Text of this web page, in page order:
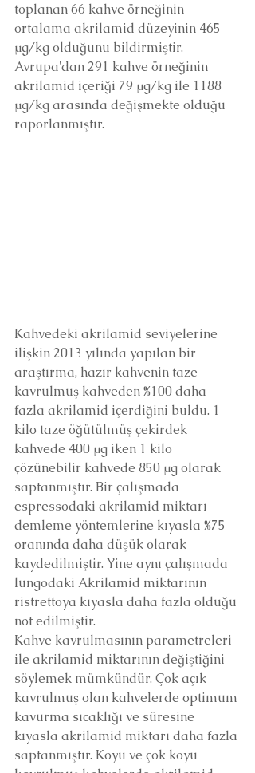
toplanan 66 kahve örneğinin
ortalama akrilamid düzeyinin 465
μg/kg olduğunu bildirmiştir.
Avrupa'dan 291 kahve örneğinin
akrilamid içeriği 79 μg/kg ile 1188
μg/kg arasında değişmekte olduğu
raporlanmıştır.
Kahvedeki akrilamid seviyelerine
ilişkin 2013 yılında yapılan bir
araştırma, hazır kahvenin taze
kavrulmuş kahveden %100 daha
fazla akrilamid içerdiğini buldu. 1
kilo taze öğütülmüş çekirdek
kahvede 400 μg iken 1 kilo
çözünebilir kahvede 850 μg olarak
saptanmıştır. Bir çalışmada
espressodaki akrilamid miktarı
demleme yöntemlerine kıyasla %75
oranında daha düşük olarak
kaydedilmiştir. Yine aynı çalışmada
lungodaki Akrilamid miktarının
ristrettoya kıyasla daha fazla olduğu
not edilmiştir.
Kahve kavrulmasının parametreleri
ile akrilamid miktarının değiştiğini
söylemek mümkündür. Çok açık
kavrulmuş olan kahvelerde optimum
kavurma sıcaklığı ve süresine
kıyasla akrilamid miktarı daha fazla
saptanmıştır. Koyu ve çok koyu